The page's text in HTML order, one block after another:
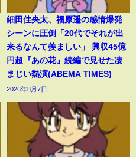
細田佳央太、福原遥の感情爆発
シーンに圧倒「20代でそれが出
来るなんて羨ましい」 興収45億
円超『あの花』続編で見せた凄
まじい熱演(ABEMA TIMES)
2026年8月7日